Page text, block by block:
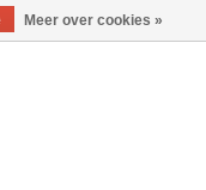
Meer over cookies »